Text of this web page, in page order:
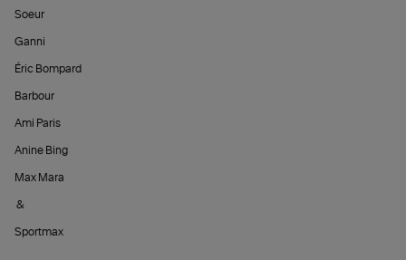
Soeur
Ganni
Éric Bompard
Barbour
Ami Paris
Anine Bing
Max Mara
&
Sportmax